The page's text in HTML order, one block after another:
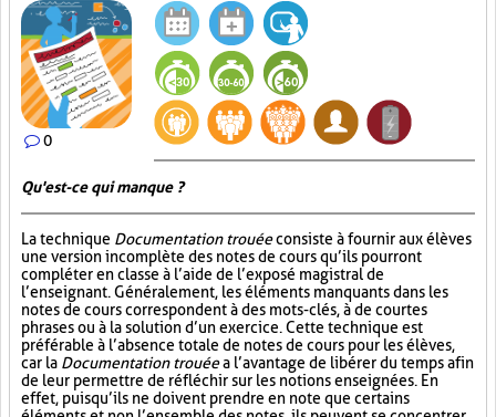
0
Qu'est-ce qui manque ?
La technique Documentation trouéeconsiste à fournir aux élèves
une version incomplète des notes de cours qu’ils pourront
compléter en classe à l’aide de l’exposé magistral de
l’enseignant. Généralement, les éléments manquants dans les
notes de cours correspondent à des mots-clés, à de courtes
phrases ou à la solution d’un exercice. Cette technique est
préférable à l’absence totale de notes de cours pour les élèves,
car la Documentation trouéea l’avantage de libérer du temps afin
de leur permettre de réfléchir sur les notions enseignées. En
effet, puisqu’ils ne doivent prendre en note que certains